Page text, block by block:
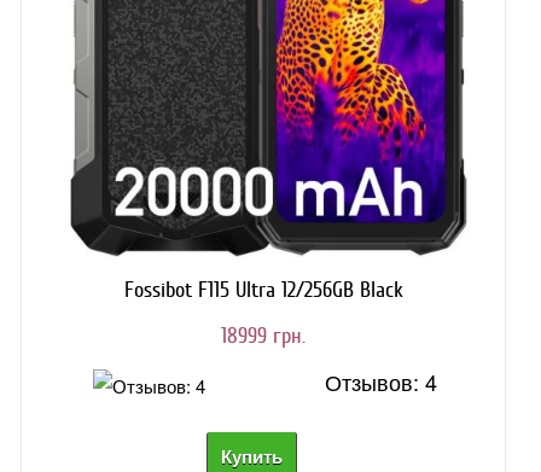
Fossibot F115 Ultra 12/256GB Black
18999 грн.
Отзывов: 4